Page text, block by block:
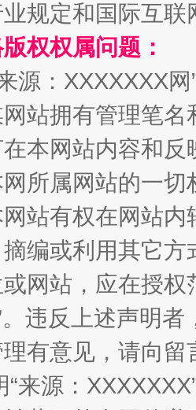
重塑工作
隐身衣” 如何以
规定和国际互
权权属问题：
源：XXXXXXX
站拥有管理笔
在本网站内容和
所属网站的一
站有权在网站
编或利用其它
网站，应在授
。违反上述声明
有意见，请向
“来源：